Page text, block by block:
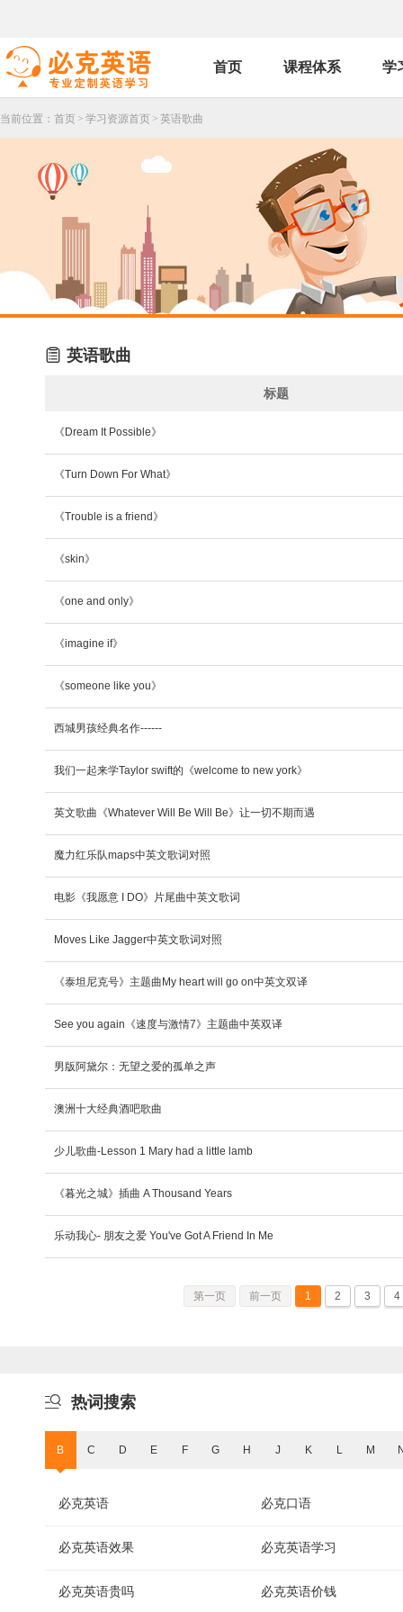
首页 课程体系 学
当前位置： 首页 > 学习资源首页 > 英语歌曲
 英语歌曲
标题
《Dream It Possible》
《Turn Down For What》
《Trouble is a friend》
《skin》
《one and only》
《imagine if》
《someone like you》
西城男孩经典名作------
我们一起来学Taylor swift的《welcome to new york》
英文歌曲《Whatever Will Be Will Be》让一切不期而遇
魔力红乐队maps中英文歌词对照
电影《我愿意 I DO》片尾曲中英文歌词
Moves Like Jagger中英文歌词对照
《泰坦尼克号》主题曲My heart will go on中英文双译
See you again《速度与激情7》主题曲中英双译
男版阿黛尔：无望之爱的孤单之声
澳洲十大经典酒吧歌曲
少儿歌曲-Lesson 1 Mary had a little lamb
《暮光之城》插曲 A Thousand Years
乐动我心- 朋友之爱 You've Got A Friend In Me
第一页 前一页 1 2 3 4
 热词搜索
B C D E F G H J K L M
必克英语 必克口语
必克英语效果 必克英语学习
必克英语贵吗 必克英语价钱